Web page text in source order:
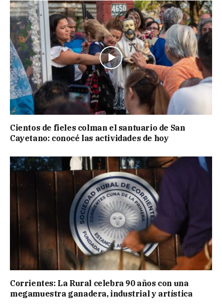
Cientos de fieles colman el santuario de San
Cayetano: conocé las actividades de hoy
Corrientes: La Rural celebra 90 años con una
megamuestra ganadera, industrial y artística